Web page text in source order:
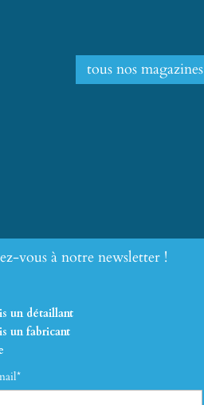
tous nos magazines
vous à notre newsletter !
un détaillant
un fabricant